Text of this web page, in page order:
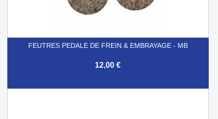
FEUTRES PEDALE DE FREIN & EMBRAYAGE - MB
12,00 €